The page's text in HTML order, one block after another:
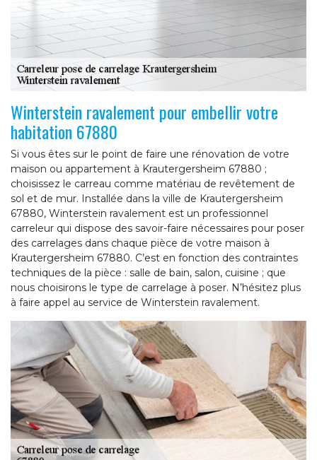
Winterstein ravalement pour embellir votre
habitation 67880
Si vous êtes sur le point de faire une rénovation de votre
maison ou appartement à Krautergersheim 67880 ;
choisissez le carreau comme matériau de revêtement de
sol et de mur. Installée dans la ville de Krautergersheim
67880, Winterstein ravalement est un professionnel
carreleur qui dispose des savoir-faire nécessaires pour poser
des carrelages dans chaque pièce de votre maison à
Krautergersheim 67880. C’est en fonction des contraintes
techniques de la pièce : salle de bain, salon, cuisine ; que
nous choisirons le type de carrelage à poser. N’hésitez plus
à faire appel au service de Winterstein ravalement.